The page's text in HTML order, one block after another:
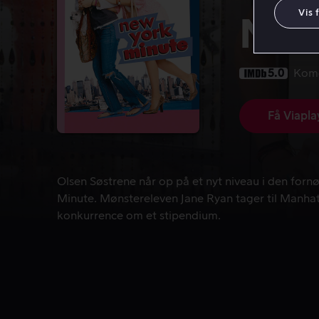
5.0
Få
Olsen Søstrene når op på et nyt niveau i den
Olsen Søstrene når op på et nyt niveau i den
Minute. Mønstereleven Jane Ryan tager til
konkurrence om et stipendium.
Vis